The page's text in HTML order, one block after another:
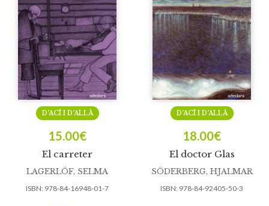
El carreter
D’ACÍ I D’ALLÀ
15.00€
LAGERLÖF, SELMA
ISBN: 978-84-16948-01-7
El doctor Glas
D’ACÍ I D’ALLÀ
18.00€
SÖDERBERG, HJALMAR
ISBN: 978-84-92405-50-3